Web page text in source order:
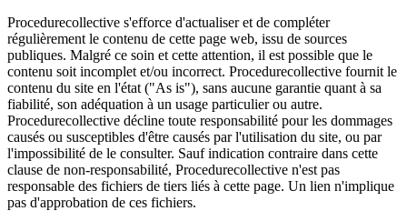
Procedurecollective s'efforce d'actualiser et de compléter
régulièrement le contenu de cette page web, issu de sources
publiques. Malgré ce soin et cette attention, il est possible que le
contenu soit incomplet et/ou incorrect. Procedurecollective fournit le
contenu du site en l'état ("As is"), sans aucune garantie quant à sa
fiabilité, son adéquation à un usage particulier ou autre.
Procedurecollective décline toute responsabilité pour les dommages
causés ou susceptibles d'être causés par l'utilisation du site, ou par
l'impossibilité de le consulter. Sauf indication contraire dans cette
clause de non-responsabilité, Procedurecollective n'est pas
responsable des fichiers de tiers liés à cette page. Un lien n'implique
pas d'approbation de ces fichiers.